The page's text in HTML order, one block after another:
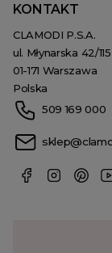
KONTAKT
CLAMODI P.S.A.
ul. Młynarska 42/115
01-171 Warszawa
Polska
509 169 000